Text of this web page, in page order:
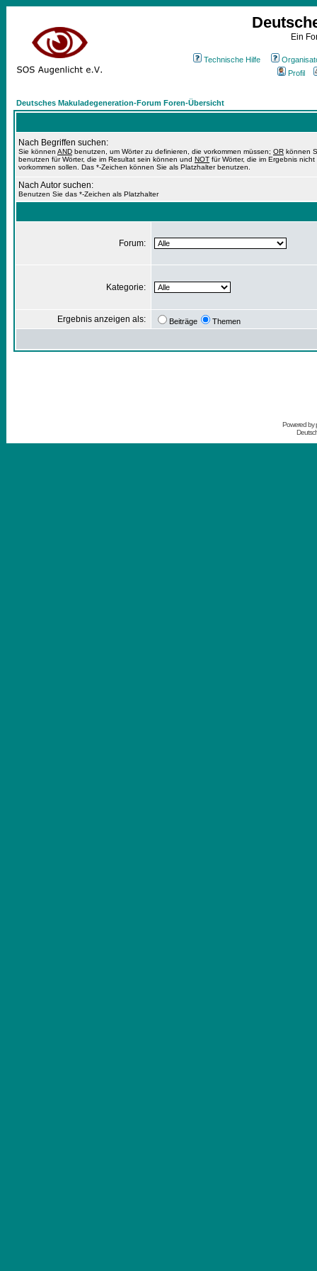
Ein
Technische Hilfe
Profil
Deutsches Makuladegeneration-Forum Foren-Übersicht
Nach Begriffen suchen:
Sie können AND benutzen, um Wörter zu definieren, die vorkommen müssen; OR können
benutzen für Wörter, die im Resultat sein können und NOT für Wörter, die im Ergebnis nicht
vorkommen sollen. Das *-Zeichen können Sie als Platzhalter benutzen.
Nach Autor suchen:
Benutzen Sie das *-Zeichen als Platzhalter
Forum:
Kategorie:
Ergebnis anzeigen als: Beiträge Themen
Powered by